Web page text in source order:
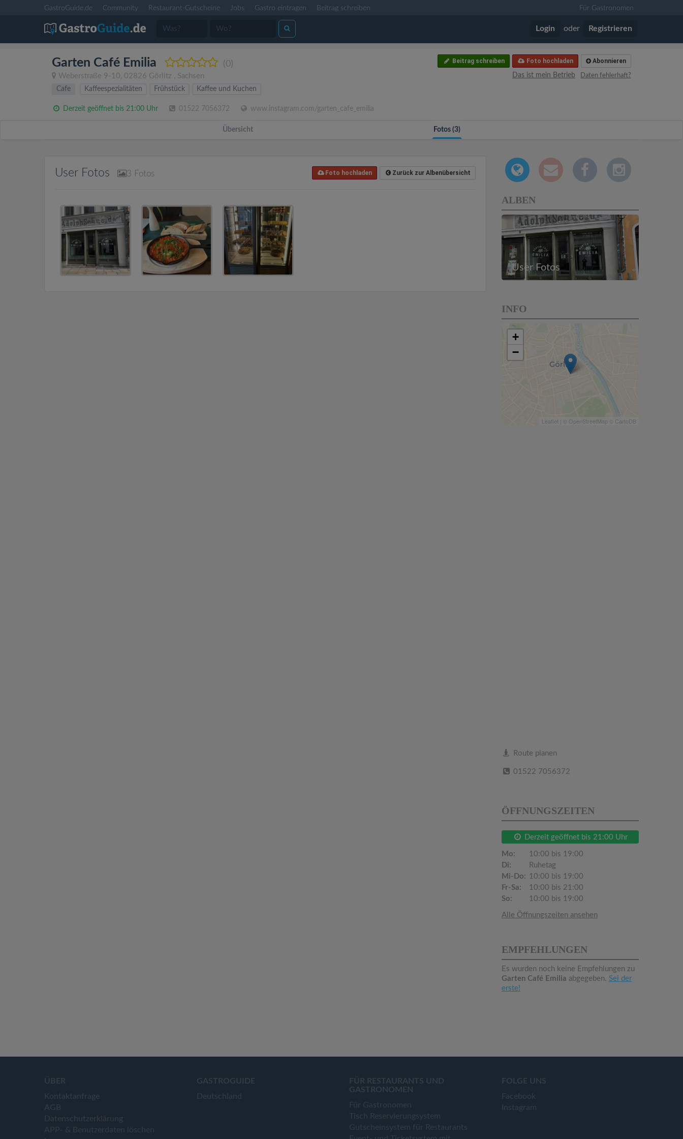
GastroGuide.de Community Restaurant-Gutscheine Jobs Gastro eintragen Beitrag schreiben Für Gastronomen
Login oder Registrieren
Garten Café Emilia (0)
Weberstraße 9-10, 02826 Görlitz , Sachsen
Abonnieren
Foto hochladen
Beitrag schreiben
Daten fehlerhaft?
Das ist mein Betrieb
Cafe
Kaffeespezialitäten Frühstück Kaffee und Kuchen
Derzeit geöffnet bis 21:00 Uhr 01522 7056372 www.instagram.com/garten_cafe_emilia
Übersicht Fotos (3)
Foto hochladen Zurück zur Albenübersicht
User Fotos 3 Fotos
ALBEN
User Fotos
INFO
+
−
Leaflet | © OpenStreetMap © CartoDB
Route planen
01522 7056372
ÖFFNUNGSZEITEN
Derzeit geöffnet bis 21:00 Uhr
Mo:
10:00 bis 19:00
Di:
Ruhetag
Mi-Do: 10:00 bis 19:00
Fr-Sa:
10:00 bis 21:00
So:
10:00 bis 19:00
Alle Öffnungszeiten ansehen
EMPFEHLUNGEN
Es wurden noch keine Empfehlungen zu
Garten Café Emilia abgegeben. Sei der
erste!
ÜBER
Kontaktanfrage
AGB
Datenschutzerklärung
APP- & Benutzerdaten löschen
GASTROGUIDE
Deutschland
FÜR RESTAURANTS UND
GASTRONOMEN
Für Gastronomen
Tisch Reservierungsystem
Gutscheinsystem für Restaurants
FOLGE UNS
Facebook
Instagram